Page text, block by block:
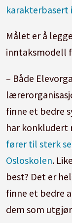
karakterbasert
Målet er å
inntaksmodell
– Både
finne et bedre
har konkludert
fører til sterk
Osloskolen.
best? Det er
finne et bedre
dem som